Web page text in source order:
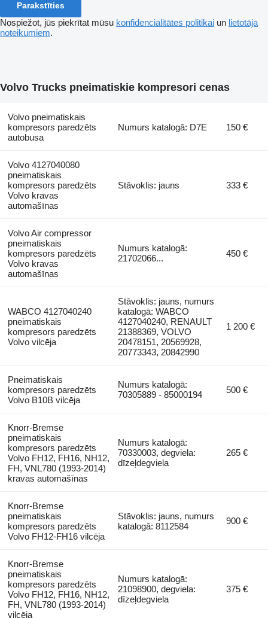
Parakstīties
Nospiežot, jūs piekrītat mūsu konfidencialitātes politikai un lietotāja
noteikumiem.
Volvo Trucks pneimatiskie kompresori cenas
Volvo pneimatiskais
kompresors paredzēts
autobusa
Numurs katalogā: D7E 150 €
Volvo 4127040080
pneimatiskais
kompresors paredzēts
Volvo kravas
automašīnas
Stāvoklis: jauns 333 €
Volvo Air compressor
pneimatiskais
kompresors paredzēts
Volvo kravas
automašīnas
Numurs katalogā:
21702066...
450 €
WABCO 4127040240
pneimatiskais
kompresors paredzēts
Volvo vilcēja
Stāvoklis: jauns, numurs
katalogā: WABCO
4127040240, RENAULT
21388369, VOLVO
20478151, 20569928,
20773343, 20842990
1 200 €
Pneimatiskais
kompresors paredzēts
Volvo B10B vilcēja
Numurs katalogā:
70305889 - 85000194
500 €
Knorr-Bremse
pneimatiskais
kompresors paredzēts
Volvo FH12, FH16, NH12,
FH, VNL780 (1993-2014)
kravas automašīnas
Numurs katalogā:
70330003, degviela:
dīzeļdegviela
265 €
Knorr-Bremse
pneimatiskais
kompresors paredzēts
Volvo FH12-FH16 vilcēja
Stāvoklis: jauns, numurs
katalogā: 8112584
900 €
Knorr-Bremse
pneimatiskais
kompresors paredzēts
Volvo FH12, FH16, NH12,
FH, VNL780 (1993-2014)
vilcēja
Numurs katalogā:
21098900, degviela:
dīzeļdegviela
375 €